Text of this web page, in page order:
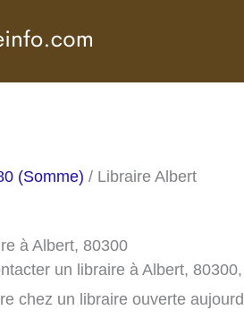
(Somme) / Libraire Albert
à Albert, 80300
un libraire à Albert,
chez un libraire ouverte